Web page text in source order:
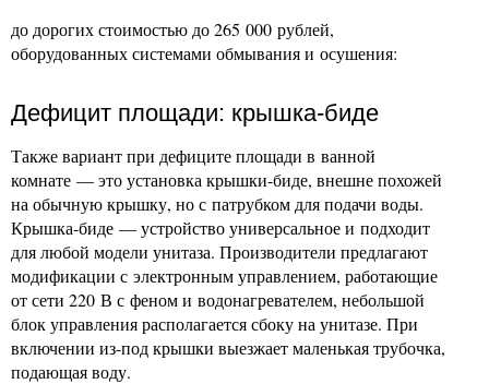
до дорогих стоимостью до 265 000 рублей,
оборудованных системами обмывания и осушения:
Дефицит площади: крышка-биде
Также вариант при дефиците площади в ванной
комнате — это установка крышки-биде, внешне похожей
на обычную крышку, но с патрубком для подачи воды.
Крышка-биде — устройство универсальное и подходит
для любой модели унитаза. Производители предлагают
модификации с электронным управлением, работающие
от сети 220 В с феном и водонагревателем, небольшой
блок управления располагается сбоку на унитазе. При
включении из-под крышки выезжает маленькая трубочка,
подающая воду.